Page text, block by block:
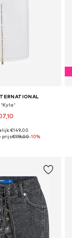
'Kyla'
36, 38, 40, 42, 44
€149,00
prijs:€119,00-10%